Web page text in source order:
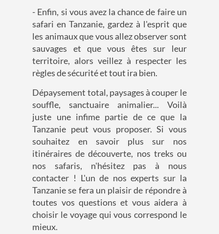
- Enfin, si vous avez la chance de faire un
safari en Tanzanie, gardez à l'esprit que
les animaux que vous allez observer sont
sauvages et que vous êtes sur leur
territoire, alors veillez à respecter les
règles de sécurité et tout ira bien.
Dépaysement total, paysages à couper le
souffle, sanctuaire animalier... Voilà
juste une infime partie de ce que la
Tanzanie peut vous proposer. Si vous
souhaitez en savoir plus sur nos
itinéraires de découverte, nos treks ou
nos safaris, n'hésitez pas à nous
contacter ! L'un de nos experts sur la
Tanzanie se fera un plaisir de répondre à
toutes vos questions et vous aidera à
choisir le voyage qui vous correspond le
mieux.